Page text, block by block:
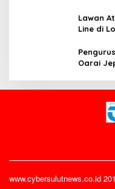
Lawan
Line di
Oarai
www.cybersulutnews.co.id